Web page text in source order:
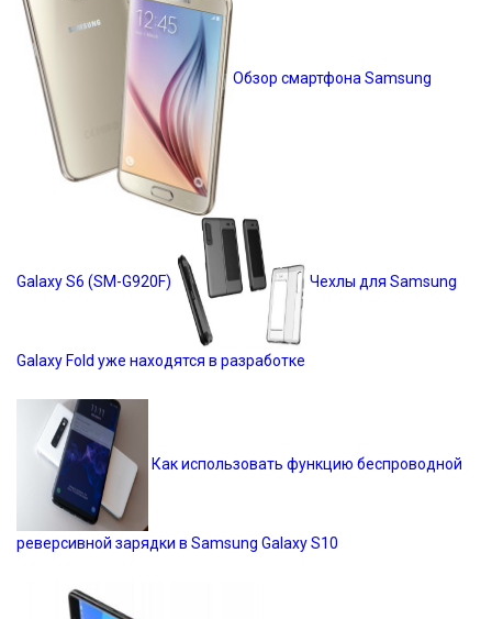
Обзор смартфона Samsung
Galaxy S6 (SM-G920F) Чехлы для Samsung
Galaxy Fold уже находятся в разработке
Как использовать функцию беспроводной
реверсивной зарядки в Samsung Galaxy S10